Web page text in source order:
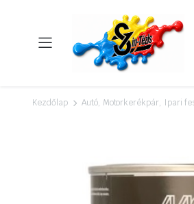
Kezdőlap Autó, Motorkerékpár, Ipari